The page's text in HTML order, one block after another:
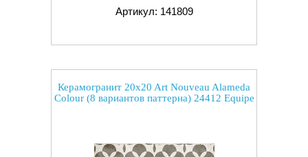
Артикул: 141809
Керамогранит 20x20 Art Nouveau Alameda
Colour (8 вариантов паттерна) 24412 Equipe